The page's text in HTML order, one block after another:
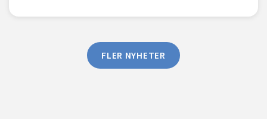
FLER NYHETER